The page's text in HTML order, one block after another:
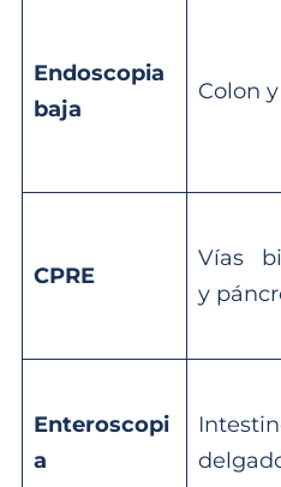
Endoscopia
baja
Colon
CPRE
Vías
y
Enteroscopi
a